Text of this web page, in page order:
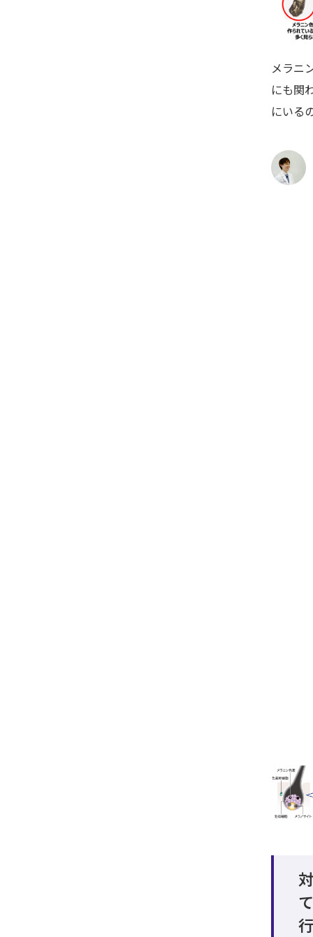
メラニ
にも関
にいる